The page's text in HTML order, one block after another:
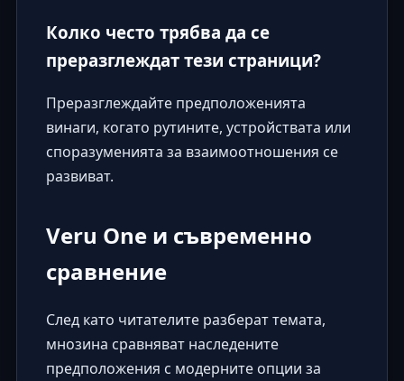
Колко често трябва да се
преразглеждат тези страници?
Преразглеждайте предположенията
винаги, когато рутините, устройствата или
споразуменията за взаимоотношения се
развиват.
Veru One и съвременно
сравнение
След като читателите разберат темата,
мнозина сравняват наследените
предположения с модерните опции за